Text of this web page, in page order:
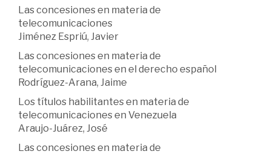
Las concesiones en materia de
telecomunicaciones
Jiménez Espriú, Javier
Las concesiones en materia de
telecomunicaciones en el derecho español
Rodríguez-Arana, Jaime
Los títulos habilitantes en materia de
telecomunicaciones en Venezuela
Araujo-Juárez, José
Las concesiones en materia de